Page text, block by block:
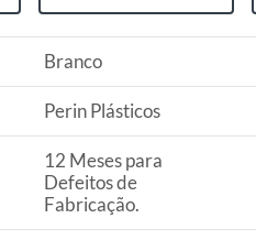
Branco
Perin Plásticos
12 Meses para
Defeitos de
Fabricação.